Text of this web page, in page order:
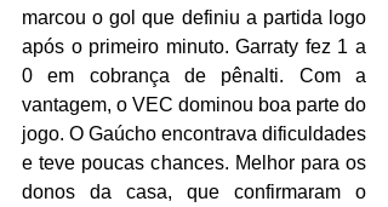
marcou o gol que definiu a partida logo
após o primeiro minuto. Garraty fez 1 a
0 em cobrança de pênalti. Com a
vantagem, o VEC dominou boa parte do
jogo. O Gaúcho encontrava dificuldades
e teve poucas chances. Melhor para os
donos da casa, que confirmaram o